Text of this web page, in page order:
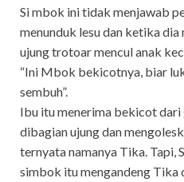
Si mbok ini tidak menjawab
menunduk lesu dan ketika dia
ujung trotoar mencul anak
“Ini Mbok bekicotnya, biar
sembuh”.
Ibu itu menerima bekicot dari
dibagian ujung dan
ternyata namanya Tika. Tapi,
simbok itu mengandeng Tika